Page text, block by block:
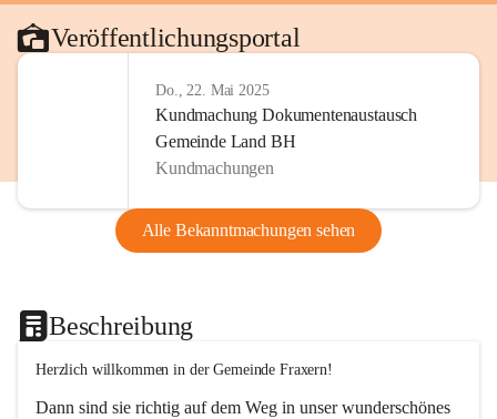
Veröffentlichungsportal
Do., 22. Mai 2025
Kundmachung Dokumentenaustausch
Gemeinde Land BH
Kundmachungen
Alle Bekanntmachungen sehen
Beschreibung
Herzlich willkommen in der Gemeinde Fraxern!
Dann sind sie richtig auf dem Weg in unser wunderschönes